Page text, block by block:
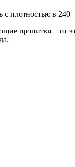
с плотностью в 240
пропитки – от